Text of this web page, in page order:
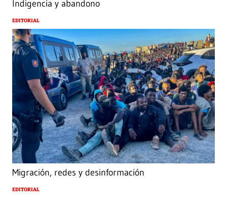
Indigencia y abandono
EDITORIAL
Migración, redes y desinformación
EDITORIAL